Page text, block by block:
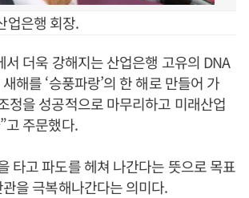
은행 회장.
서 더욱 강해지는 산업은행 고유의 DNA
해를 ‘승풍파랑’의 한 해로 만들어 가
정을 성공적으로 마무리하고 미래산업
고 주문했다.
타고 파도를 헤쳐 나간다는 뜻으로 목표
을 극복해나간다는 의미다.